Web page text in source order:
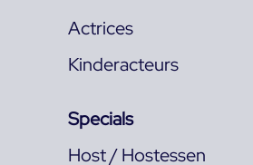
Actrices
Kinderacteurs
Specials
Host / Hostessen